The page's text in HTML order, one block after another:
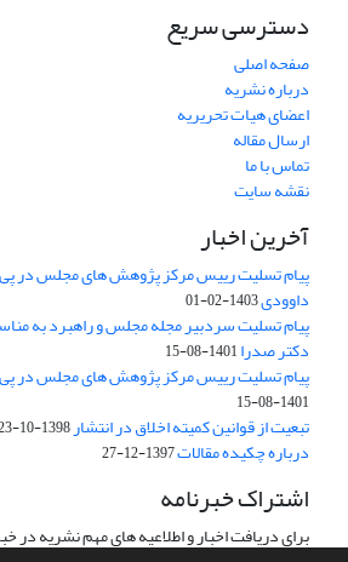
دسترسی سریع
صفحه اصلی
درباره نشریه
اعضای هیات تحریریه
ارسال مقاله
تماس با ما
نقشه سایت
آخرین اخبار
پیام تسلیت رییس مرکز پژوهش های مجلس در
داوودی1403-02-01
پیام تسلیت سردبیر مجله مجلس و راهبرد به
دکتر صدرا1401-08-15
پیام تسلیت رییس مرکز پژوهش های مجلس در
1401-08-15
تبعیت از قوانین کمیته اخلاق در انتشار1398-10-23
درباره چکیده مقالات1397-12-27
اشتراک خبرنامه
برای دریافت اخبار و اطلاعیه های مهم نشریه در